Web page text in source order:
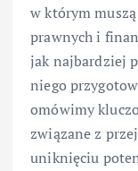
w którym
prawnych i
jak najbardziej
niego
omówimy
związane z
uniknięciu